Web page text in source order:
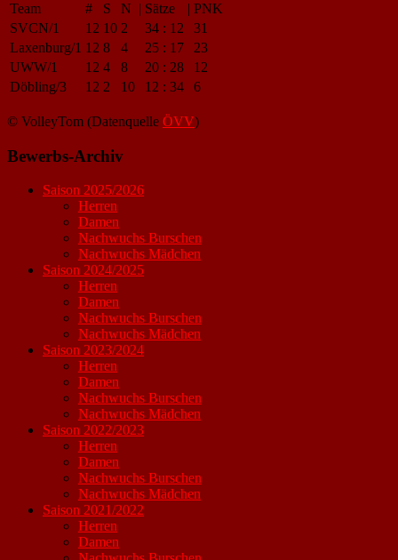
Team
# S N | Sätze | PNK
SVCN/1
12 10 2 34 : 12
31
Laxenburg/1 12 8 4 25 : 17
23
UWW/1
12 4 8 20 : 28
12
Döbling/3
12 2 10 12 : 34 6
© VolleyTom (Datenquelle ÖVV)
Bewerbs-Archiv
Saison 2025/2026
Herren
Damen
Nachwuchs Burschen
Nachwuchs Mädchen
Saison 2024/2025
Herren
Damen
Nachwuchs Burschen
Nachwuchs Mädchen
Saison 2023/2024
Herren
Damen
Nachwuchs Burschen
Nachwuchs Mädchen
Saison 2022/2023
Herren
Damen
Nachwuchs Burschen
Nachwuchs Mädchen
Saison 2021/2022
Herren
Damen